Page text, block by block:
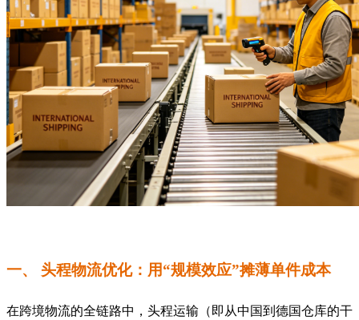
一、 头程物流优化：用“规模效应”摊薄单件成本
在跨境物流的全链路中，头程运输（即从中国到德国仓库的干